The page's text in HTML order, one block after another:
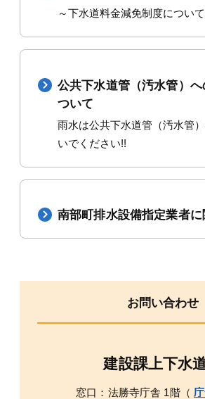
～下水道料金減免制度について
公共下水道管（汚水管）
ついて
雨水は公共下水道管（汚水管
いでください!!
南部町排水設備指定業者に
お問い合わせ
建設課上下水
窓口：法勝寺庁舎 1階（